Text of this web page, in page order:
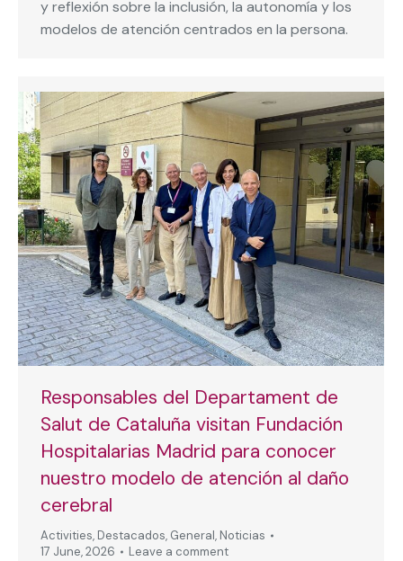
y reflexión sobre la inclusión, la autonomía y los
modelos de atención centrados en la persona.
Responsables del Departament de
Salut de Cataluña visitan Fundación
Hospitalarias Madrid para conocer
nuestro modelo de atención al daño
cerebral
Activities, Destacados, General, Noticias
17 June, 2026
Leave a comment